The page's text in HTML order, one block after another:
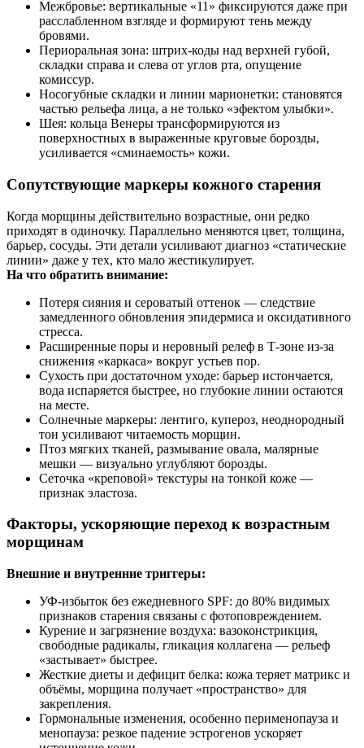
Межбровье: вертикальные «11» фиксируются даже при
расслабленном взгляде и формируют тень между
бровями.
Периоральная зона: штрих-коды над верхней губой,
складки справа и слева от углов рта, опущение
комиссур.
Носогубные складки и линии марионетки: становятся
частью рельефа лица, а не только «эфектом улыбки».
Шея: кольца Венеры трансформируются из
поверхностных в выраженные круговые борозды,
усиливается «сминаемость» кожи.
Сопутствующие маркеры кожного старения
Когда морщины действительно возрастные, они редко
приходят в одиночку. Параллельно меняются цвет, толщина,
барьер, сосуды. Эти детали усиливают диагноз «статические
линии» даже у тех, кто мало жестикулирует.
На что обратить внимание:
Потеря сияния и сероватый оттенок — следствие
замедленного обновления эпидермиса и оксидативного
стресса.
Расширенные поры и неровный релеф в Т‑зоне из-за
снижения «каркаса» вокруг устьев пор.
Сухость при достаточном уходе: барьер истончается,
вода испаряется быстрее, но глубокие линии остаются
на месте.
Солнечные маркеры: лентиго, купероз, неоднородный
тон усиливают читаемость морщин.
Птоз мягких тканей, размывание овала, малярные
мешки — визуально углубляют борозды.
Сеточка «креповой» текстуры на тонкой коже —
признак эластозa.
Факторы, ускоряющие переход к возрастным
морщинам
Внешние и внутренние триггеры:
УФ-избыток без ежедневного SPF: до 80% видимых
признаков старения связаны с фотоповреждением.
Курение и загрязнение воздуха: вазоконстрикция,
свободные радикалы, гликация коллагена — рельеф
«застывает» быстрее.
Жесткие диеты и дефицит белка: кожа теряет матрикс и
объёмы, морщина получает «пространство» для
закрепления.
Гормональные изменения, особенно перименопауза и
менопауза: резкое падение эстрогенов ускоряет